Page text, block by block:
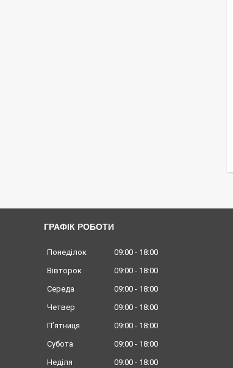
ГРАФІК РОБОТИ
Понеділок 09:00
18:00
Вівторок
09:00
18:00
Середа
09:00
18:00
Четвер
09:00
18:00
Пʼятниця
09:00
18:00
Субота
09:00
18:00
Неділя
09:00 18:00